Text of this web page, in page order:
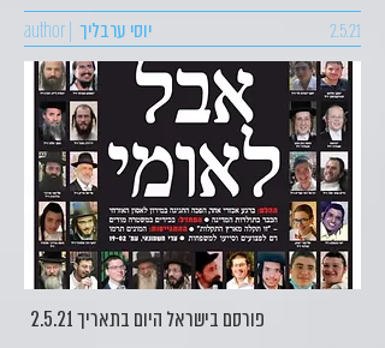
author | יוסי ערבליך 2.5.21
פורסם בישראל היום בתאריך 2.5.21